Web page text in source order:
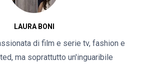
LAURA BONI
di film e serie tv, fashion e
ma soprattutto un'inguaribile